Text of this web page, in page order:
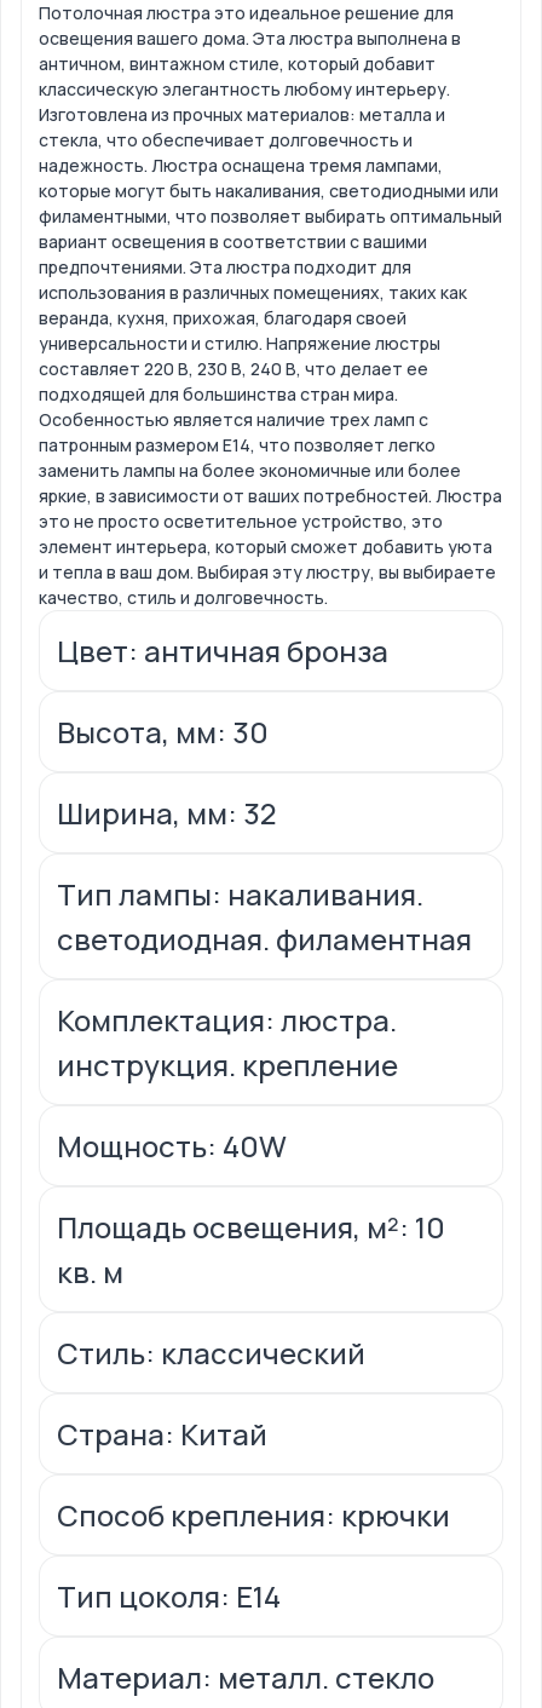
Потолочная люстра это идеальное решение для
освещения вашего дома. Эта люстра выполнена в
античном, винтажном стиле, который добавит
классическую элегантность любому интерьеру.
Изготовлена из прочных материалов: металла и
стекла, что обеспечивает долговечность и
надежность. Люстра оснащена тремя лампами,
которые могут быть накаливания, светодиодными или
филаментными, что позволяет выбирать оптимальный
вариант освещения в соответствии с вашими
предпочтениями. Эта люстра подходит для
использования в различных помещениях, таких как
веранда, кухня, прихожая, благодаря своей
универсальности и стилю. Напряжение люстры
составляет 220 В, 230 В, 240 В, что делает ее
подходящей для большинства стран мира.
Особенностью является наличие трех ламп с
патронным размером Е14, что позволяет легко
заменить лампы на более экономичные или более
яркие, в зависимости от ваших потребностей. Люстра
это не просто осветительное устройство, это
элемент интерьера, который сможет добавить уюта
и тепла в ваш дом. Выбирая эту люстру, вы выбираете
качество, стиль и долговечность.
Цвет: античная бронза
Высота, мм: 30
Ширина, мм: 32
Тип лампы: накаливания.
светодиодная. филаментная
Комплектация: люстра.
инструкция. крепление
Мощность: 40W
Площадь освещения, м²: 10
кв. м
Стиль: классический
Страна: Китай
Способ крепления: крючки
Тип цоколя: Е14
Материал: металл. стекло